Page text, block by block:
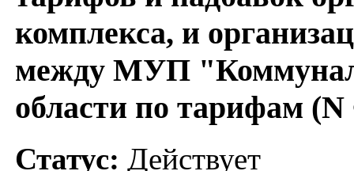
комплекса, и
между МУП
области по тарифам
Статус: Действует